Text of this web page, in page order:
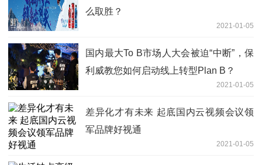
么取胜？
2021-01-05
国内最大To B市场人大会被迫“中断”，保
利威教您如何启动线上转型Plan B？
2021-01-05
差异化才有未来 起底国内云视频会议领
军品牌好视通
2021-01-05